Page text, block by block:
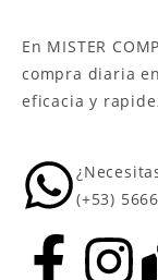
En MISTER
compra diaria
eficacia y
(+53)